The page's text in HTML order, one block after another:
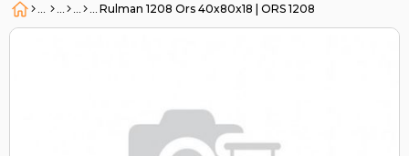
Rulman 1208 Ors 40x80x18 | ORS 1208